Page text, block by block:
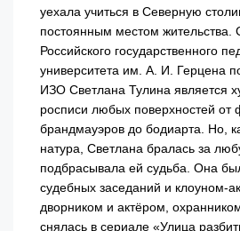
уехала учиться в Северную
постоянным местом жительства.
Российского государственного
университета им. А. И. Герцена
ИЗО Светлана Тулина является
росписи любых поверхностей от
брандмауэров до бодиарта. Но,
натура, Светлана бралась за
подбрасывала ей судьба. Она
судебных заседаний и клоуном-
дворником и актёром,
снялась в сериале «Улица